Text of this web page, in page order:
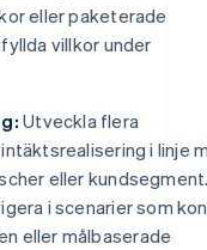
eller paketerade
villkor under
Utveckla flera
i linje
eller
i scenarier som
eller målbaserade